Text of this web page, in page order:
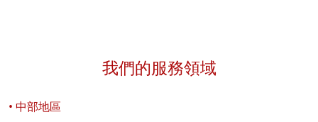
我們的服務領域
• 中部地區